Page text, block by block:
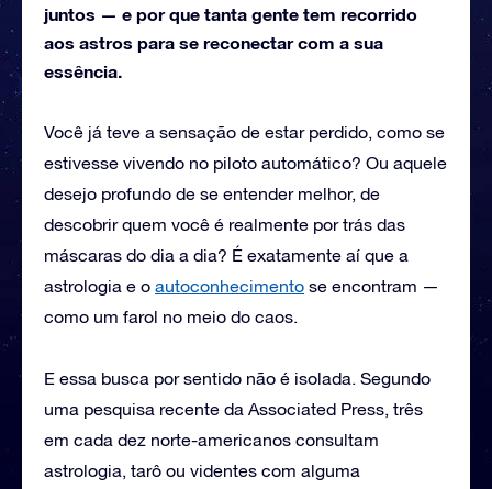
juntos — e por que tanta gente tem recorrido
aos astros para se reconectar com a sua
essência.
Você já teve a sensação de estar perdido, como se
estivesse vivendo no piloto automático? Ou aquele
desejo profundo de se entender melhor, de
descobrir quem você é realmente por trás das
máscaras do dia a dia? É exatamente aí que a
astrologia e o autoconhecimento se encontram —
como um farol no meio do caos.
E essa busca por sentido não é isolada. Segundo
uma pesquisa recente da Associated Press, três
em cada dez norte-americanos consultam
astrologia, tarô ou videntes com alguma